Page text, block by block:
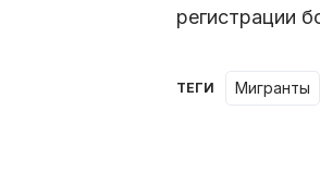
регистрации
ТЕГИ мигранты